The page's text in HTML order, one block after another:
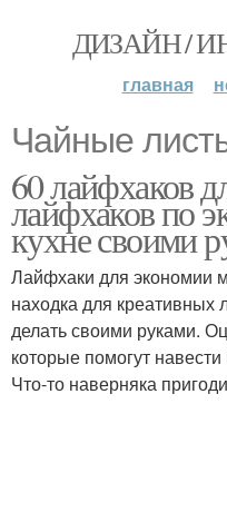
ДИЗАЙН /
главная
Чайные
60 лайфхаков
лайфхаков по
кухне своими
Лайфхаки для экономии
находка для креативных
делать своими руками.
которые помогут
Что-то наверняка